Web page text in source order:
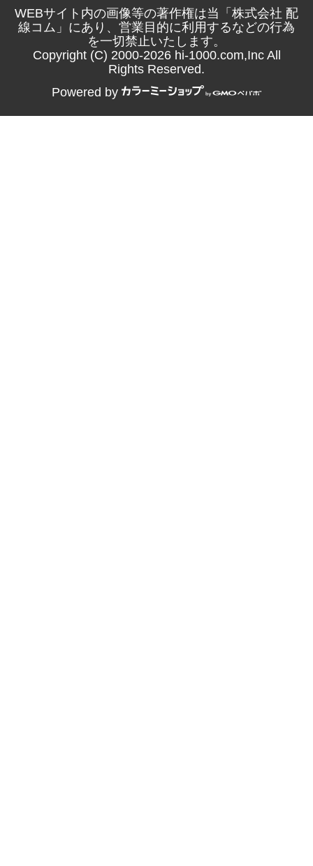
WEBサイト内の画像等の著作権は当「株式会社 配
線コム」にあり、営業目的に利用するなどの行為
を一切禁止いたします。
Copyright (C) 2000-2026 hi-1000.com,Inc All
Rights Reserved.
Powered by